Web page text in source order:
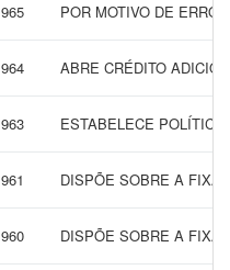
965 POR MOTIVO DE ERRO
964 ABRE CRÉDITO
963 ESTABELECE
961 DISPÕE SOBRE A
960 DISPÕE SOBRE A